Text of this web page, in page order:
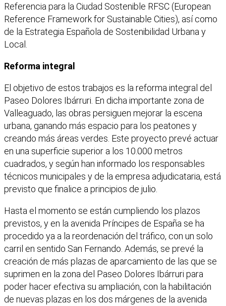
Referencia para la Ciudad Sostenible RFSC (European
Reference Framework for Sustainable Cities), así como
de la Estrategia Española de Sostenibilidad Urbana y
Local.
Reforma integral
El objetivo de estos trabajos es la reforma integral del
Paseo Dolores Ibárruri. En dicha importante zona de
Valleaguado, las obras persiguen mejorar la escena
urbana, ganando más espacio para los peatones y
creando más áreas verdes. Este proyecto prevé actuar
en una superficie superior a los 10.000 metros
cuadrados, y según han informado los responsables
técnicos municipales y de la empresa adjudicataria, está
previsto que finalice a principios de julio.
Hasta el momento se están cumpliendo los plazos
previstos, y en la avenida Príncipes de España se ha
procedido ya a la reordenación del tráfico, con un solo
carril en sentido San Fernando. Además, se prevé la
creación de más plazas de aparcamiento de las que se
suprimen en la zona del Paseo Dolores Ibárruri para
poder hacer efectiva su ampliación, con la habilitación
de nuevas plazas en los dos márgenes de la avenida